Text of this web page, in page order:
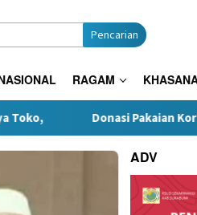
Pencarian
RAGAM
Pakaian Korban Kebakaran
ADV